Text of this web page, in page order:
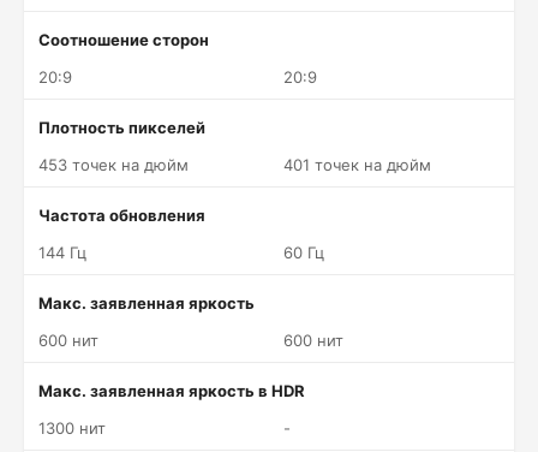
Соотношение сторон
20:9
20:9
Плотность пикселей
453 точек на дюйм
401 точек на дюйм
Частота обновления
144 Гц
60 Гц
Макс. заявленная яркость
600 нит
600 нит
Макс. заявленная яркость в HDR
1300 нит
-